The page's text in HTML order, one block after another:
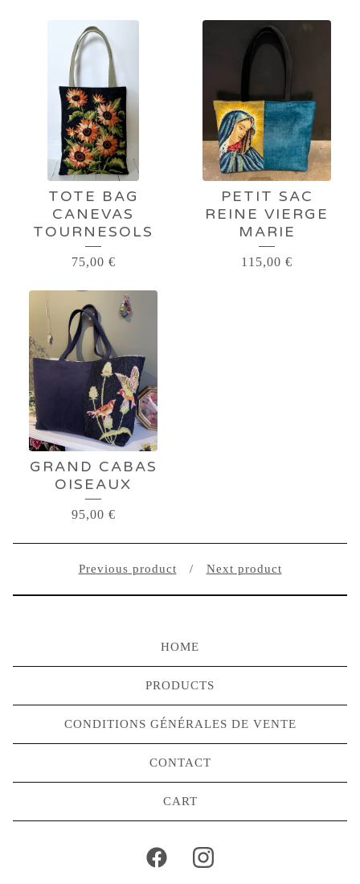
TOTE BAG
CANEVAS
TOURNESOLS
75,00 €
PETIT SAC
REINE VIERGE
MARIE
115,00 €
GRAND CABAS
OISEAUX
95,00 €
Previous product Next product
HOME
PRODUCTS
CONDITIONS GÉNÉRALES DE VENTE
CONTACT
CART